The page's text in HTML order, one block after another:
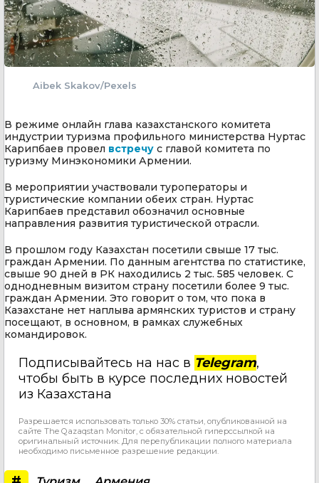
Aibek Skakov/Pexels
В режиме онлайн глава казахстанского комитета
индустрии туризма профильного министерства Нуртас
Карипбаев провел встречу с главой комитета по
туризму Минэкономики Армении.
В мероприятии участвовали туроператоры и
туристические компании обеих стран. Нуртас
Карипбаев представил обозначил основные
направления развития туристической отрасли.
В прошлом году Казахстан посетили свыше 17 тыс.
граждан Армении. По данным агентства по статистике,
свыше 90 дней в РК находились 2 тыс. 585 человек. С
однодневным визитом страну посетили более 9 тыс.
граждан Армении. Это говорит о том, что пока в
Казахстане нет наплыва армянских туристов и страну
посещают, в основном, в рамках служебных
командировок.
Подписывайтесь на нас в Telegram,
чтобы быть в курсе последних новостей
из Казахстана
Разрешается использовать только 30% статьи, опубликованной на
сайте The Qazaqstan Monitor, с обязательной гиперссылкой на
оригинальный источник. Для перепубликации полного материала
необходимо письменное разрешение редакции.